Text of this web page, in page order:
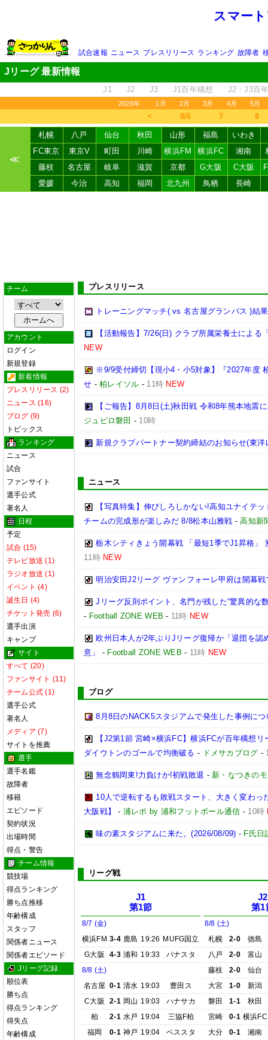
スマー
試合速報 ニュース プレスリリース ランキング 故障者
Jリーグ 最新情報
J1 J2 J3 J1百年構想 J2・J3百
2026年 1月 2月 3月 4月 5月
＜ 8/6 7 8
≪
札幌 八戸 仙台 秋田 山形 福島
いわき
FC東京
東京V 町田 川崎 横浜FM 横浜FC 湘南
藤枝
名古屋 岐阜 滋賀 京都 G大阪 C大阪
愛媛
今治 高知 福岡 北九州 鳥栖 長崎
チーム
アカウント
ログイン
新規登録
新着情報
プレスリリース (2)
ニュース (16)
ブログ (9)
トピックス
ランキング
ニュース
試合
ファンサイト
選手公式
著名人
日程
予定
試合 (15)
テレビ放送 (1)
ラジオ放送 (1)
イベント (4)
誕生日 (4)
チケット発売 (6)
選手出演
キャンプ
サイト
すべて (20)
ファンサイト (11)
チーム公式 (1)
選手公式
著名人
メディア (7)
サイトを推薦
選手
選手名鑑
故障者
移籍
エピソード
契約状況
出場時間
得点・警告
チーム情報
競技場
得点ランキング
勝ち点推移
年齢構成
スタッフ
関係者ニュース
関係者エピソード
Jリーグ記録
順位表
勝ち点
得点ランキング
得失点
年齢構成
プレスリリース
トレーニングマッチ( vs 名古屋グランパス )結
【活動報告】7/26(日) クラブ所属栄養士による
NEW
※9/9受付締切【現小4・小5対象】『2027年度
せ -柏レイソル - 11時 NEW
【ご報告】8月8日(土)秋田戦 令和8年熊本地震
ジュビロ磐田 - 10時
新規クラブパートナー契約締結のお知らせ(東洋
ニュース
【写真特集】伸びしろしかない!高知ユナイテ
チームの完成形が楽しみだ 8/8松本山雅戦 -高知新
栃木シティきょう開幕戦 「最短1季でJ1昇格」
11時 NEW
明治安田J2リーグ ヴァンフォーレ甲府は開幕
Jリーグ反則ポイント、名門が残した“驚異的
- Football ZONE WEB - 11時 NEW
欧州日本人が2年ぶりJリーグ復帰か「退団を
意」
- Football ZONE WEB - 11時 NEW
ブログ
8月8日のNACK5スタジアムで発生した事例につ
【J2第1節 宮崎×横浜FC】横浜FCが百年構想
ダイウトンのゴールで均衡破る - ドメサカブログ -
無念鶴岡東!力負けか!初戦敗退 - 新・なつきの
10人で逆転するも敗戦スタート、大きく変わ
大阪戦】
- 浦レポ by 浦和フットボール通信 - 10時
味の素スタジアムに来た。(2026/08/09) - F氏日
リーグ戦
J1
第1節
8/7 (金)
横浜FM 3-4 鹿島 19:26 MUFG国立
G大阪
4-3 浦和 19:33
パナスタ
8/8 (土)
名古屋 0-1 清水 19:03
豊田ス
C大阪
2-1 岡山 19:03
ハナサカ
柏
2-1 水戸 19:04
三協F柏
福岡
0-1 神戸 19:04
ベススタ
J2
第1
8/8 (土)
札幌
2-0
徳島
八戸
2-0
富山
藤枝
2-0
仙台
大宮
1-0
新潟
磐田
1-1
秋田
宮崎
0-1 横浜FC
大分
0-1
湘南